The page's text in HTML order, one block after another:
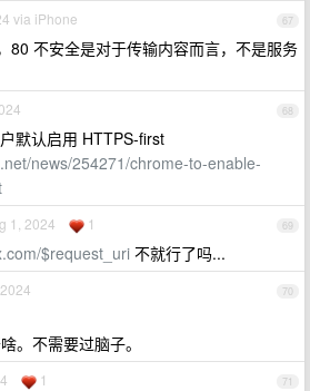
67
via iPhone
80 不安全是对于传输内容而言，不是服务
68
默认启用 HTTPS-first
news/254271/chrome-to-enable-
69
1, 2024 1
$request_uri 不就行了吗...
70
。不需要过脑子。
71
1